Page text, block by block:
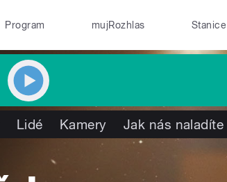
Program mujRozhlas Stanice
Lidé Kamery Jak nás naladíte